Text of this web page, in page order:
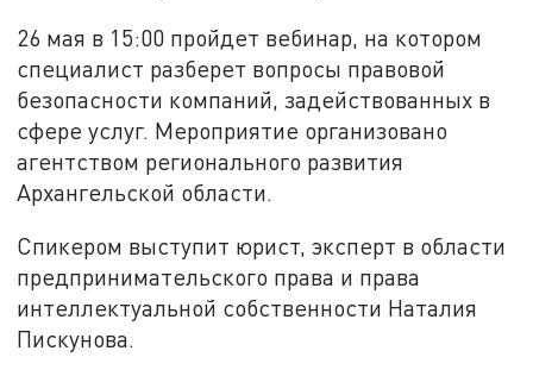
26 мая в 15:00 пройдет вебинар, на котором
специалист разберет вопросы правовой
безопасности компаний, задействованных в
сфере услуг. Мероприятие организовано
агентством регионального развития
Архангельской области.
Спикером выступит юрист, эксперт в области
предпринимательского права и права
интеллектуальной собственности Наталия
Пискунова.